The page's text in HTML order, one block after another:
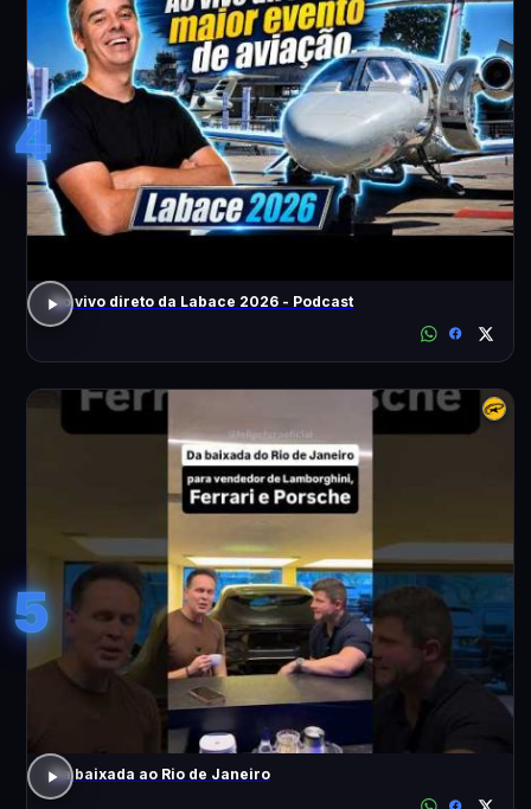
4
Ao vivo direto da Labace 2026 - Podcast
5
Da baixada ao Rio de Janeiro